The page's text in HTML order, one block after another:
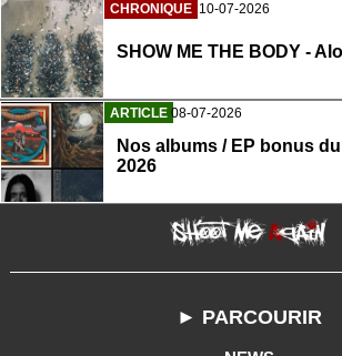
CHRONIQUE 10-07-2026
SHOW ME THE BODY -
ARTICLE 08-07-2026
Nos albums / EP bonus
2026
► PARCOURIR